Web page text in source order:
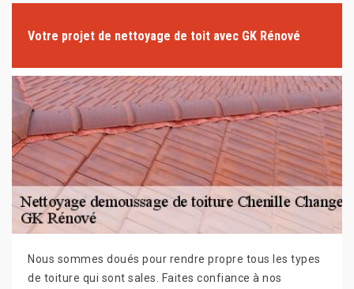
Votre projet de nettoyage de toit avec GK Rénové
Nous sommes doués pour rendre propre tous les types
de toiture qui sont sales. Faites confiance à nos